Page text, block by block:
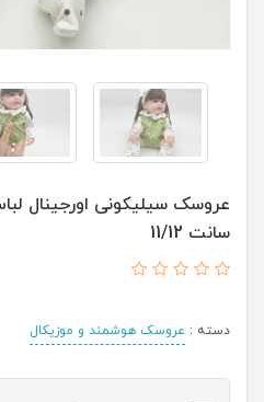
سانت 11/12
دسته : عروسک هوشمند و موزیکال